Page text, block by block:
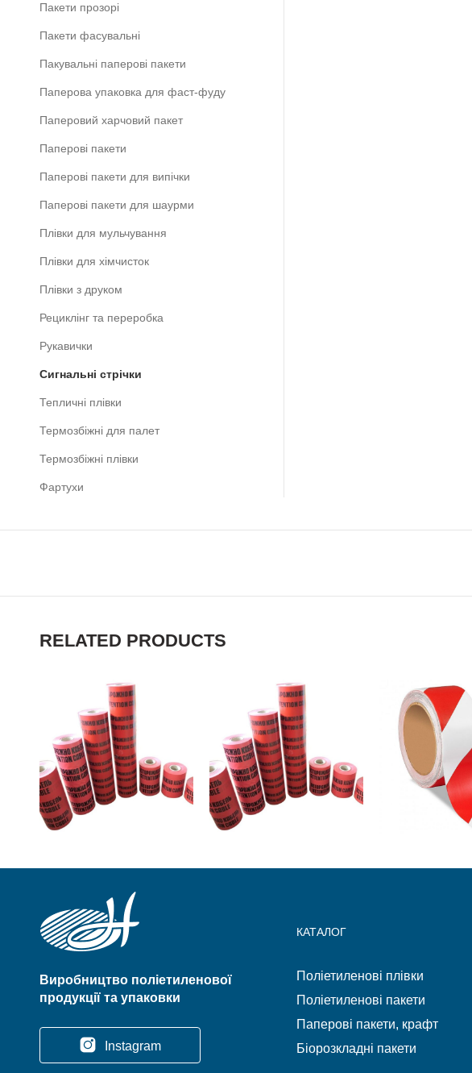
Пакети прозорі
Пакети фасувальні
Пакувальні паперові пакети
Паперова упаковка для фаст-фуду
Паперовий харчовий пакет
Паперові пакети
Паперові пакети для випічки
Паперові пакети для шаурми
Плівки для мульчування
Плівки для хімчисток
Плівки з друком
Рециклінг та переробка
Рукавички
Сигнальні стрічки
Тепличні плівки
Термозбіжні для палет
Термозбіжні плівки
Фартухи
RELATED PRODUCTS
₴2.20
ADD TO
CART
₴8.72
ADD TO
CART
0.62
ADD TO
CART
Виробництво поліетиленової
продукції та упаковки
Instagram
КАТАЛОГ
Поліетиленові плівки
Поліетиленові пакети
Паперові пакети, крафт
Біорозкладні пакети